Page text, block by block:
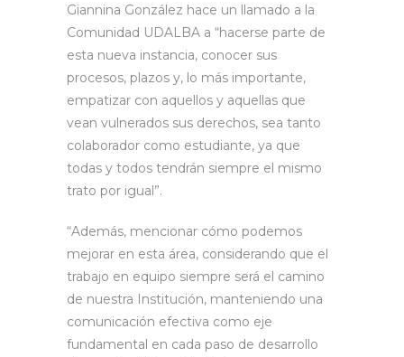
Giannina González hace un llamado a la
Comunidad UDALBA a “hacerse parte de
esta nueva instancia, conocer sus
procesos, plazos y, lo más importante,
empatizar con aquellos y aquellas que
vean vulnerados sus derechos, sea tanto
colaborador como estudiante, ya que
todas y todos tendrán siempre el mismo
trato por igual”.
“Además, mencionar cómo podemos
mejorar en esta área, considerando que el
trabajo en equipo siempre será el camino
de nuestra Institución, manteniendo una
comunicación efectiva como eje
fundamental en cada paso de desarrollo